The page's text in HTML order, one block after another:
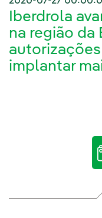
Iberdrola
na região da
implantar